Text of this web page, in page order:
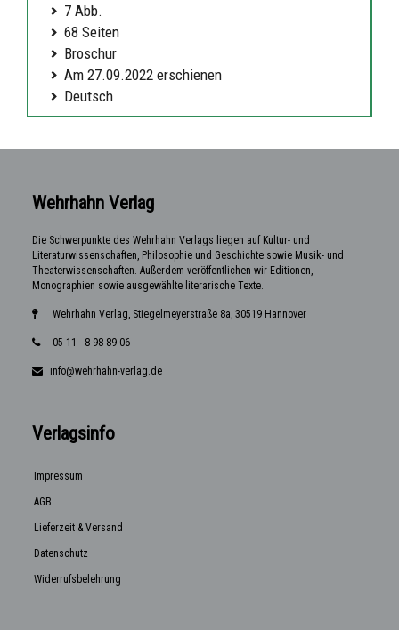
7 Abb.
68 Seiten
Broschur
Am 27.09.2022 erschienen
Deutsch
Wehrhahn Verlag
Die Schwerpunkte des Wehrhahn Verlags liegen auf Kultur- und
Literaturwissenschaften, Philosophie und Geschichte sowie Musik- und
Theaterwissenschaften. Außerdem veröffentlichen wir Editionen,
Monographien sowie ausgewählte literarische Texte.
Wehrhahn Verlag, Stiegelmeyerstraße 8a, 30519 Hannover
05 11 - 8 98 89 06
info@wehrhahn-verlag.de
Verlagsinfo
Impressum
AGB
Lieferzeit & Versand
Datenschutz
Widerrufsbelehrung